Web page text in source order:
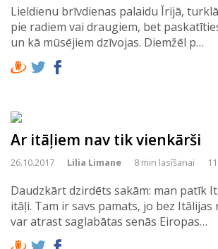
Lieldienu brīvdienas palaidu Īrijā,
pie radiem vai draugiem, bet
un kā mūsējiem dzīvojas. Diemžēl p…
Ar itāļiem nav tik vienkārši
26.10.2017 Lilia Limane 8 min lasīšanai
Daudzkārt dzirdēts sakām: man patīk
itāļi. Tam ir savs pamats, jo bez
var atrast saglabātas senās Eiropas…